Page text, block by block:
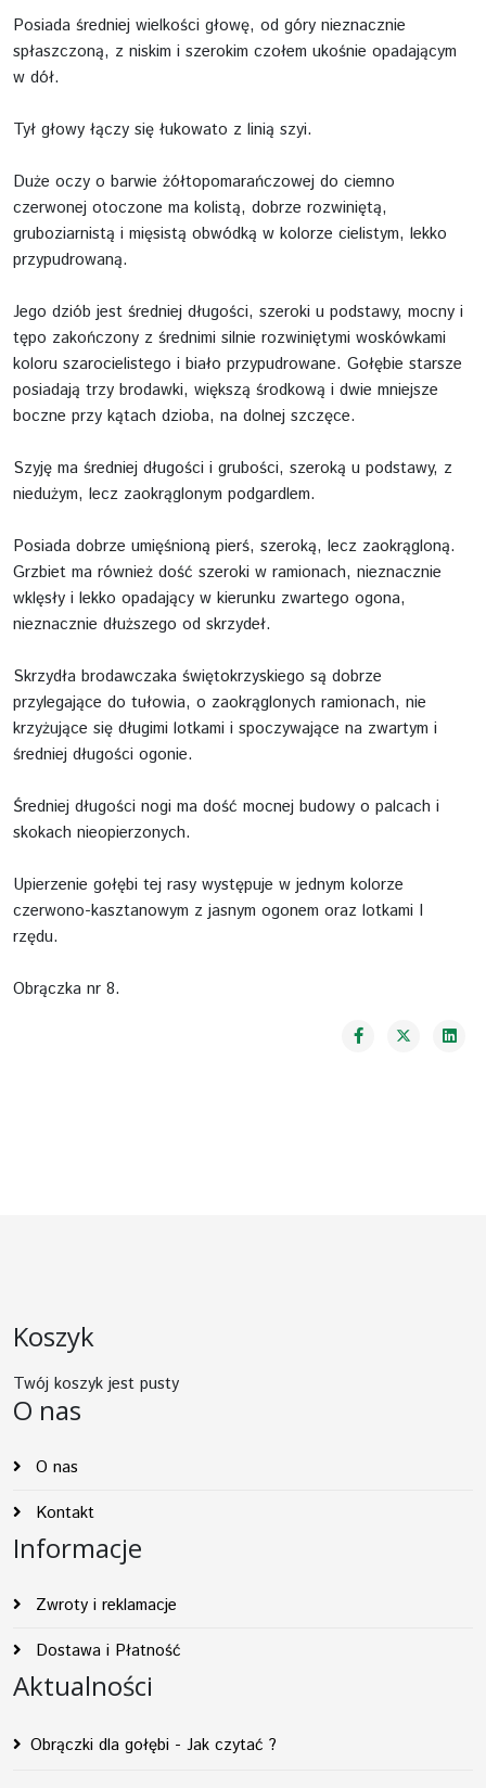
Posiada średniej wielkości głowę, od góry nieznacznie
spłaszczoną, z niskim i szerokim czołem ukośnie opadającym
w dół.
Tył głowy łączy się łukowato z linią szyi.
Duże oczy o barwie żółtopomarańczowej do ciemno
czerwonej otoczone ma kolistą, dobrze rozwiniętą,
gruboziarnistą i mięsistą obwódką w kolorze cielistym, lekko
przypudrowaną.
Jego dziób jest średniej długości, szeroki u podstawy, mocny i
tępo zakończony z średnimi silnie rozwiniętymi woskówkami
koloru szarocielistego i biało przypudrowane. Gołębie starsze
posiadają trzy brodawki, większą środkową i dwie mniejsze
boczne przy kątach dzioba, na dolnej szczęce.
Szyję ma średniej długości i grubości, szeroką u podstawy, z
niedużym, lecz zaokrąglonym podgardlem.
Posiada dobrze umięśnioną pierś, szeroką, lecz zaokrągloną.
Grzbiet ma również dość szeroki w ramionach, nieznacznie
wklęsły i lekko opadający w kierunku zwartego ogona,
nieznacznie dłuższego od skrzydeł.
Skrzydła brodawczaka świętokrzyskiego są dobrze
przylegające do tułowia, o zaokrąglonych ramionach, nie
krzyżujące się długimi lotkami i spoczywające na zwartym i
średniej długości ogonie.
Średniej długości nogi ma dość mocnej budowy o palcach i
skokach nieopierzonych.
Upierzenie gołębi tej rasy występuje w jednym kolorze
czerwono-kasztanowym z jasnym ogonem oraz lotkami I
rzędu.
Obrączka nr 8.
Koszyk
Twój koszyk jest pusty
O nas
O nas
Kontakt
Informacje
Zwroty i reklamacje
Dostawa i Płatność
Aktualności
Obrączki dla gołębi - Jak czytać ?